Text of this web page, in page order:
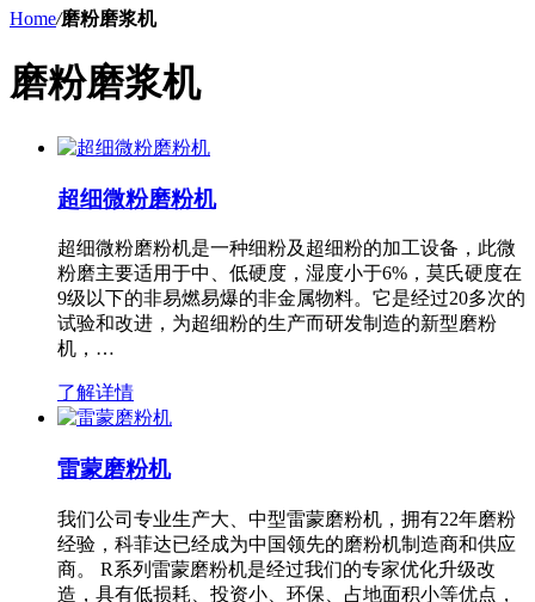
Home/磨粉磨浆机
磨粉磨浆机
超细微粉磨粉机
超细微粉磨粉机是一种细粉及超细粉的加工设备，此微
粉磨主要适用于中、低硬度，湿度小于6%，莫氏硬度在
9级以下的非易燃易爆的非金属物料。它是经过20多次的
试验和改进，为超细粉的生产而研发制造的新型磨粉
机，…
了解详情
雷蒙磨粉机
我们公司专业生产大、中型雷蒙磨粉机，拥有22年磨粉
经验，科菲达已经成为中国领先的磨粉机制造商和供应
商。 R系列雷蒙磨粉机是经过我们的专家优化升级改
造，具有低损耗、投资小、环保、占地面积小等优点，